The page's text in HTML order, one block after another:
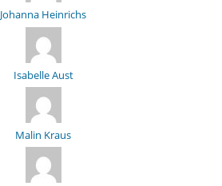
Johanna Heinrichs
Isabelle Aust
Malin Kraus